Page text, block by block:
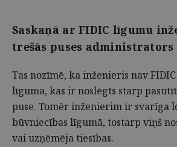
Saskaņā ar FIDIC līgumu
trešās puses administrators
Tas nozīmē, ka inženieris nav
līguma, kas ir noslēgts starp
puse. Tomēr inženierim ir svarīga
būvniecības līgumā, tostarp viņš
vai uzņēmēja tiesības.